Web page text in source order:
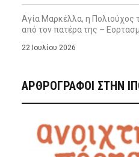
Αγία Μαρκέλλα, η Πολιούχος
από τον πατέρα της –
22 Ιουλίου 2026
ΑΡΘΡΟΓΡΑΦΟΙ ΣΤΗΝ